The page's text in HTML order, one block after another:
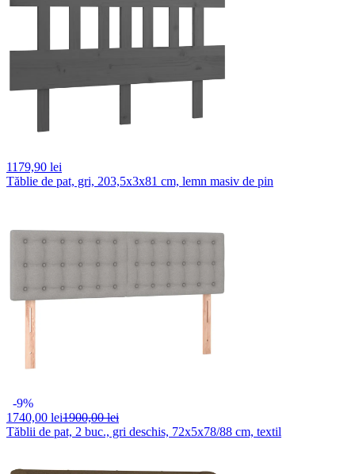
1179,90 lei
Tăblie de pat, gri, 203,5x3x81 cm, lemn masiv de pin
-9%
1740,00 lei1900,00 lei
Tăblii de pat, 2 buc., gri deschis, 72x5x78/88 cm, textil